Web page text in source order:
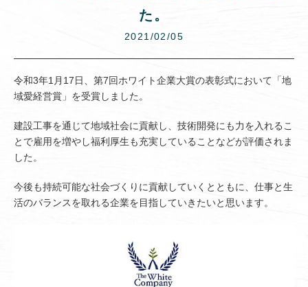
た。
2021/02/05
令和3年1月17日、第7回ホワイト企業大賞の表彰式において「地
域愛経営賞」を受賞しました。
建設工事を通じて地域社会に貢献し、技術開発にも力を入れるこ
とで雇用を増やし福利厚生も充実していることなどが評価されま
した。
今後も持続可能な社会づくりに貢献していくとともに、仕事と生
活のバランスを取れる企業を目指していきたいと思います。